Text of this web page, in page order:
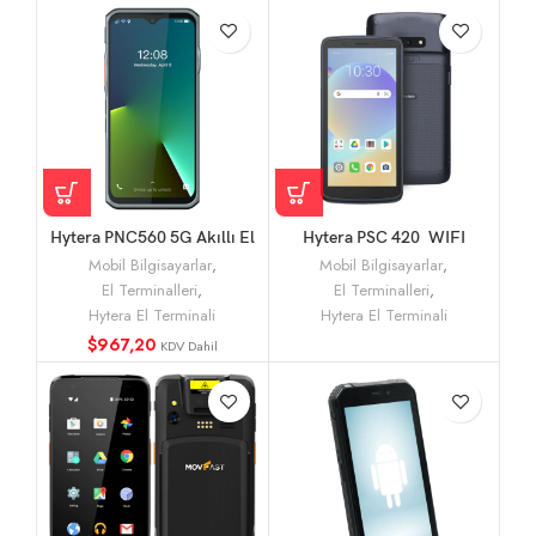
Hytera PNC560 5G Akıllı El
Terminali ve Bas-Konuş
(PoC) Telsiz
Mobil Bilgisayarlar,
El Terminalleri,
Hytera El Terminali
$967,20 KDV Dahil
Hytera PSC 420 WIFI
Tarayıcı 2D El Terminali
Mobil Bilgisayarlar,
El Terminalleri,
Hytera El Terminali